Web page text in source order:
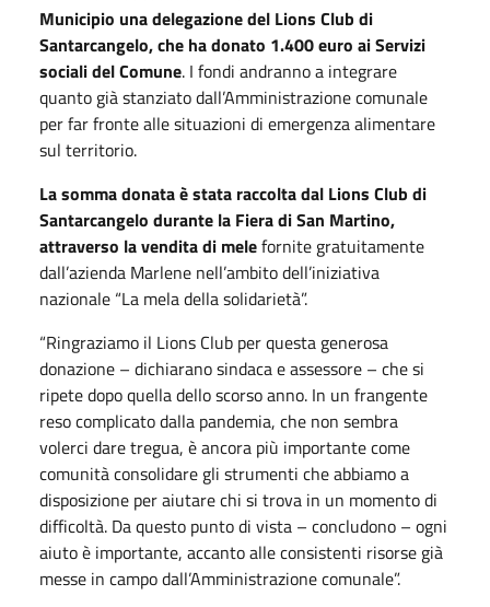
Municipio una delegazione del Lions Club di
Santarcangelo, che ha donato 1.400 euro ai Servizi
sociali del Comune. I fondi andranno a integrare
quanto già stanziato dall’Amministrazione comunale
per far fronte alle situazioni di emergenza alimentare
sul territorio.
La somma donata è stata raccolta dal Lions Club di
Santarcangelo durante la Fiera di San Martino,
attraverso la vendita di melefornite gratuitamente
dall’azienda Marlene nell’ambito dell’iniziativa
nazionale “La mela della solidarietà”.
“Ringraziamo il Lions Club per questa generosa
donazione – dichiarano sindaca e assessore – che si
ripete dopo quella dello scorso anno. In un frangente
reso complicato dalla pandemia, che non sembra
volerci dare tregua, è ancora più importante come
comunità consolidare gli strumenti che abbiamo a
disposizione per aiutare chi si trova in un momento di
difficoltà. Da questo punto di vista – concludono – ogni
aiuto è importante, accanto alle consistenti risorse già
messe in campo dall’Amministrazione comunale”.